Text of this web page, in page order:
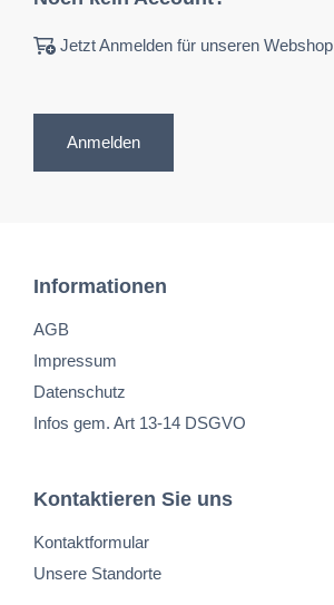
Jetzt Anmelden für unseren Webshop
Anmelden
Informationen
AGB
Impressum
Datenschutz
Infos gem. Art 13-14 DSGVO
Kontaktieren Sie uns
Kontaktformular
Unsere Standorte